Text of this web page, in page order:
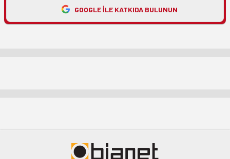
GOOGLE ILE KATKIDA BULUNUN